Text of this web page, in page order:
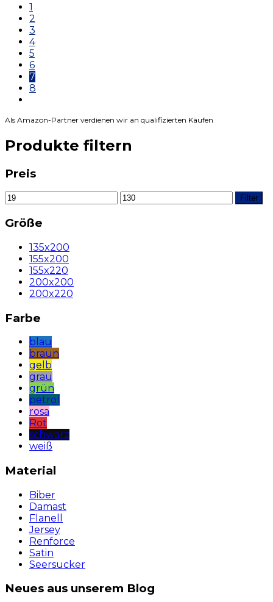
1
2
3
4
5
6
7
8
Als Amazon-Partner verdienen wir an qualifizierten Käufen
Produkte filtern
Preis
Filter
Größe
135x200
155x200
155x220
200x200
200x220
Farbe
blau
braun
gelb
grau
grün
petrol
rosa
Rot
schwarz
weiß
Material
Biber
Damast
Flanell
Jersey
Renforce
Satin
Seersucker
Neues aus unserem Blog